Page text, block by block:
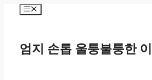
메
엄지 손톱 울퉁불퉁한